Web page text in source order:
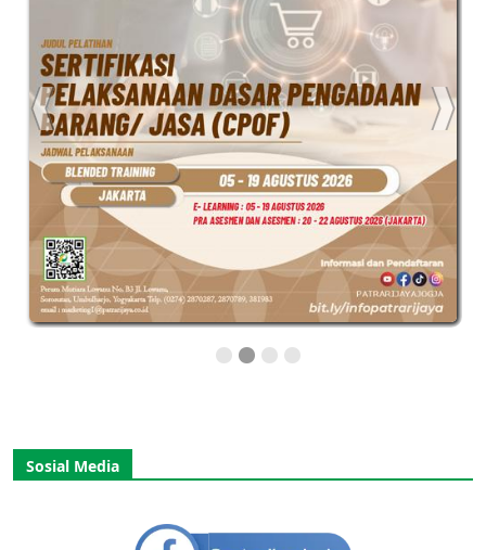
Sosial Media